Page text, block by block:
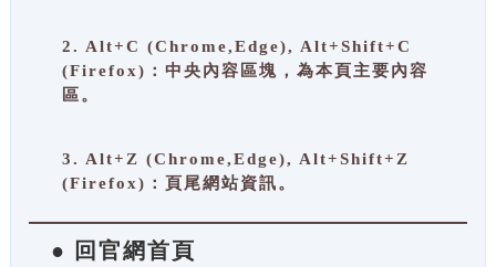
2. Alt+C (Chrome,Edge), Alt+Shift+C
(Firefox)：中央內容區塊，為本頁主要內容
區。
3. Alt+Z (Chrome,Edge), Alt+Shift+Z
(Firefox)：頁尾網站資訊。
● 回官網首頁